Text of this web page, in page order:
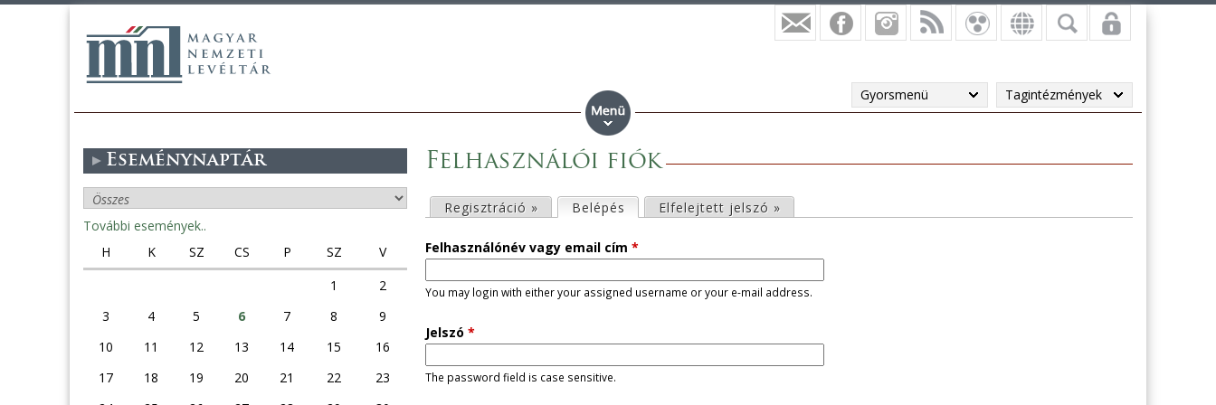
Gyorsmenü Tagintézmények
Felhasználói fiók
l
s
ő
d
Regisztráció » Belépés (aktív fül)Elfelejtett jelszó »
Felhasználónév vagy email cím *
You may login with either your assigned username or your e-mail address.
Jelszó *
The password field is case sensitive.
Eseménynaptár
További események..
H
K SZ CS P SZ
V
1
2
3
4 5 6 7 8
9
10
11 12 13 14 15
16
17
18 19 20 21 22
23